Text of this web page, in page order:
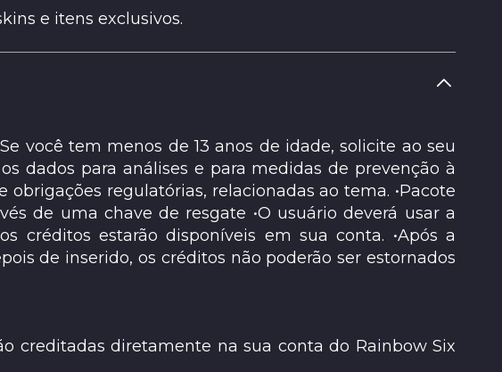
e itens exclusivos.
você tem menos de 13 anos de idade, solicite ao seu
dados para análises e para medidas de prevenção à
regulatórias, relacionadas ao tema. •Pacote
de uma chave de resgate •O usuário deverá usar a
créditos estarão disponíveis em sua conta. •Após a
de inserido, os créditos não poderão ser estornados
creditadas diretamente na sua conta do Rainbow Six